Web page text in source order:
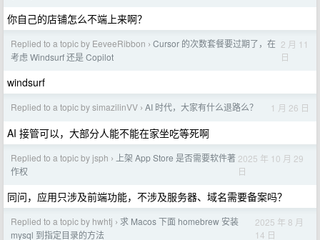
你自己的店铺怎么不端上来啊？
Replied to a topic by EeveeRibbon › Cursor 的次数套餐要过期了，在
考虑 Windsurf 还是 Copilot
2 月 11
日
windsurf
Replied to a topic by simazilinVV › AI 时代，大家有什么退路么？ 1 月 26 日
AI 接管可以，大部分人能不能在家坐吃等死啊
Replied to a topic by jsph ›
上架 App Store 是否需要软件著
作权
2025 年 10 月 29
日
同问，应用只涉及前端功能，不涉及服务器、域名需要备案吗？
Replied to a topic by hwhtj › 求 Macos 下面 homebrew 安装
mysql 到指定目录的方法
2025 年 8 月
14 日